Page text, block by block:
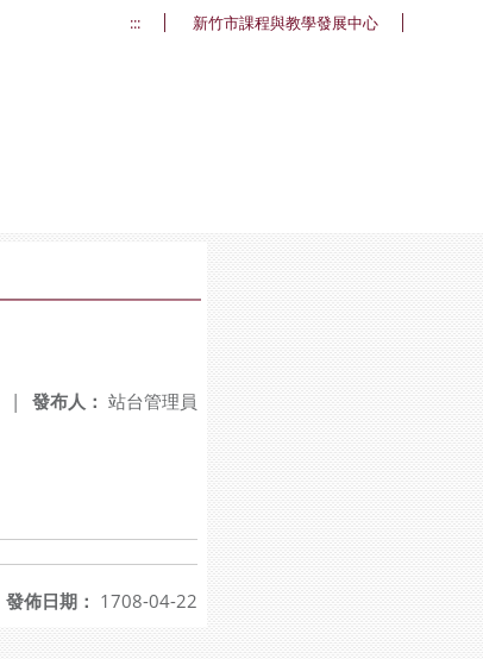
::: 新竹市課程與教學發展中心
發布人： 站台管理員
|
發佈日期： 1708-04-22